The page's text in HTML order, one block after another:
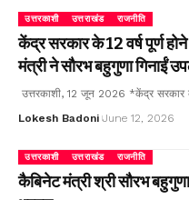
उत्तरकाशी उत्तराखंड राजनीति
केंद्र सरकार के 12 वर्ष पूर्ण
मंत्री ने सौरभ बहुगुणा गिनाईं
उत्तरकाशी, 12 जून 2026 *केंद्र सरकार
Lokesh Badoni June 12, 2026
उत्तरकाशी उत्तराखंड राजनीति
कैबिनेट मंत्री श्री सौरभ